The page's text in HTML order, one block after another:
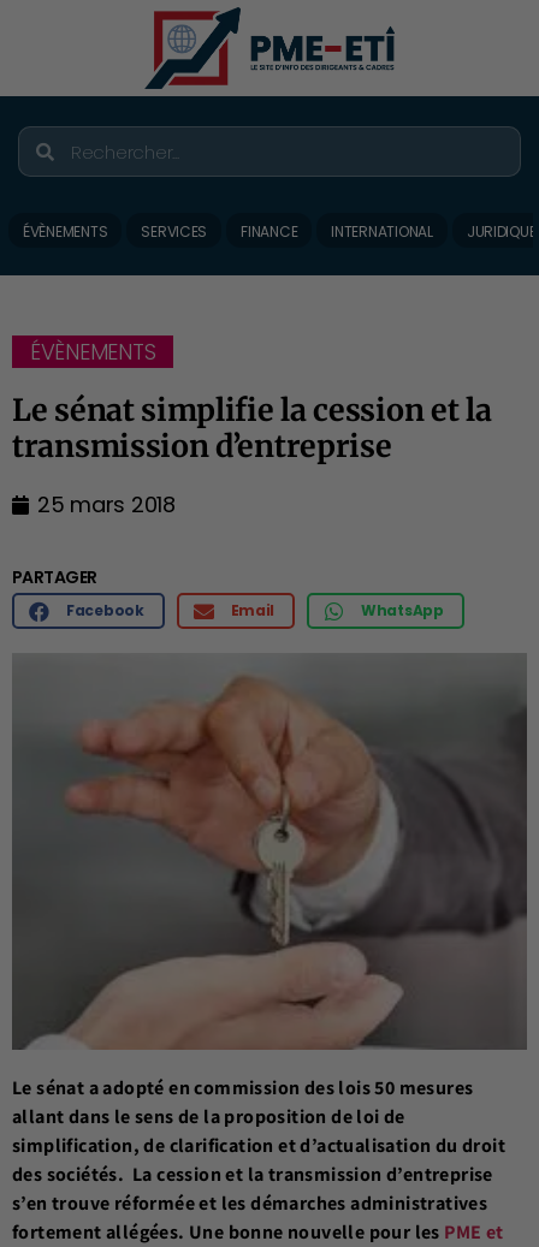
ÉVÈNEMENTS SERVICES FINANCE INTERNATIONAL JURIDIQUE
ÉVÈNEMENTS
Le sénat simplifie la cession et la
transmission d’entreprise
25 mars 2018
PARTAGER
Facebook Email WhatsApp
Le sénat a adopté en commission des lois 50 mesures
allant dans le sens de la proposition de loi de
simplification, de clarification et d’actualisation du droit
des sociétés. La cession et la transmission d’entreprise
s’en trouve réformée et les démarches administratives
fortement allégées. Une bonne nouvelle pour les PME et